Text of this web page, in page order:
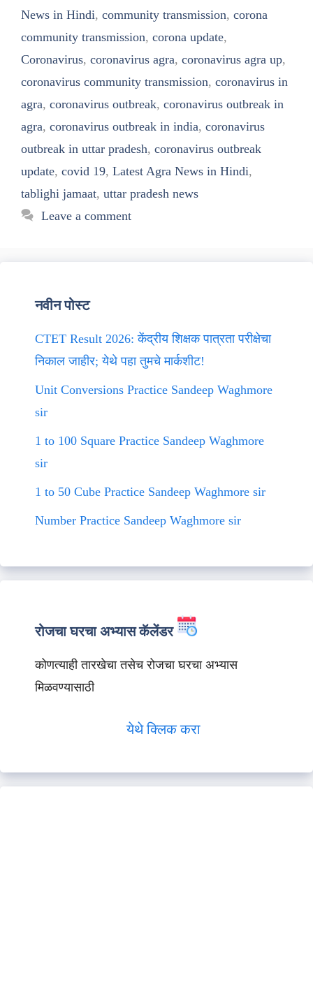
News in Hindi, community transmission, corona
community transmission, corona update,
Coronavirus, coronavirus agra, coronavirus agra up,
coronavirus community transmission, coronavirus in
agra, coronavirus outbreak, coronavirus outbreak in
agra, coronavirus outbreak in india, coronavirus
outbreak in uttar pradesh, coronavirus outbreak
update, covid 19, Latest Agra News in Hindi,
tablighi jamaat, uttar pradesh news
Leave a comment
नवीन पोस्ट
CTET Result 2026: केंद्रीय शिक्षक पात्रता परीक्षेचा
निकाल जाहीर; येथे पहा तुमचे मार्कशीट!
Unit Conversions Practice Sandeep Waghmore
sir
1 to 100 Square Practice Sandeep Waghmore
sir
1 to 50 Cube Practice Sandeep Waghmore sir
Number Practice Sandeep Waghmore sir
रोजचा घरचा अभ्यास कॅलेंडर
कोणत्याही तारखेचा तसेच रोजचा घरचा अभ्यास
मिळवण्यासाठी
येथे क्लिक करा